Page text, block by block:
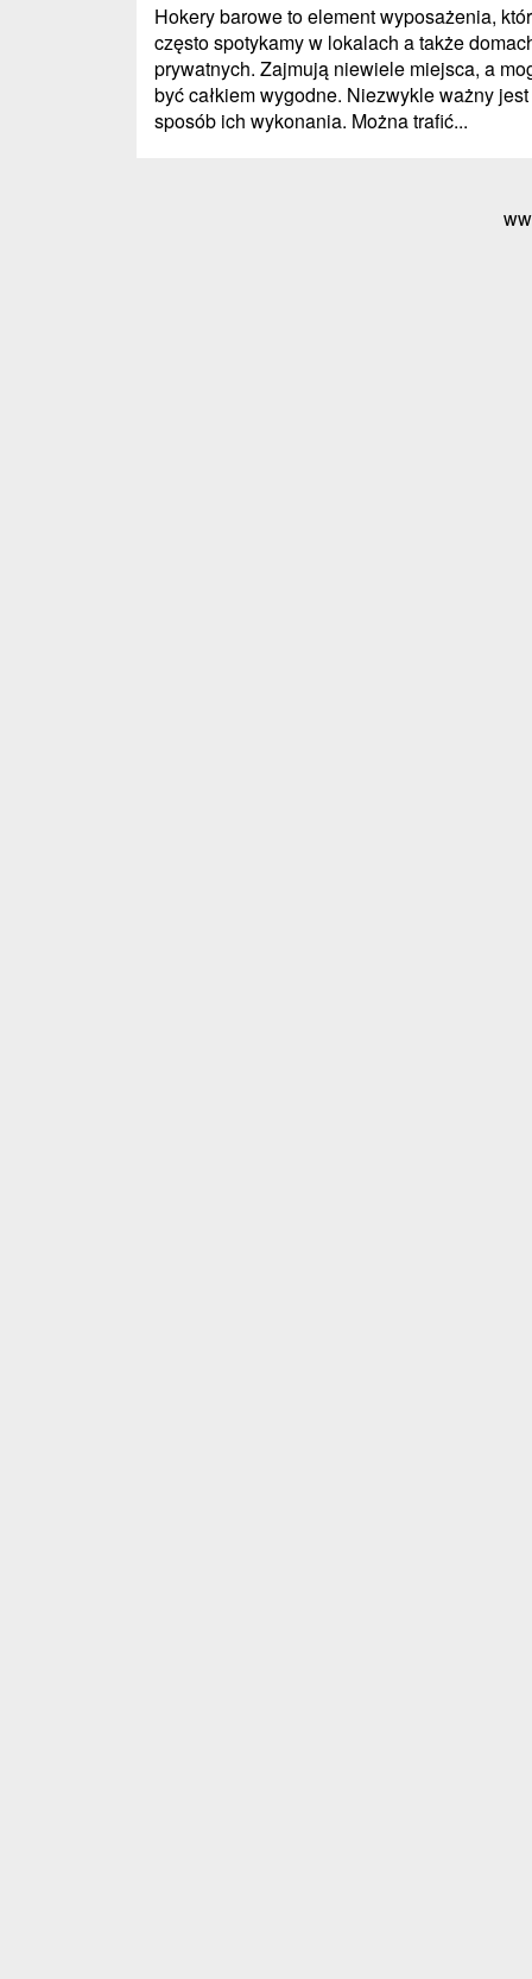
Hokery barowe to element wyposażenia,
często spotykamy w lokalach a także
prywatnych. Zajmują niewiele miejsca, a
być całkiem wygodne. Niezwykle ważny jest
sposób ich wykonania. Można trafić...